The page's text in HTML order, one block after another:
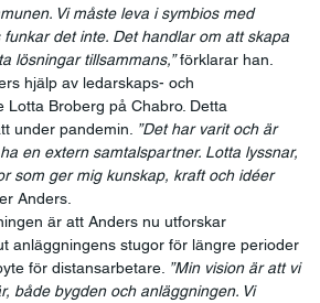
Vi måste leva i symbios med
det inte. Det handlar om att skapa
lösningar tillsammans,” förklarar han.
hjälp av ledarskaps- och
Lotta Broberg på Chabro. Detta
under pandemin.
”Det har varit och är
en extern samtalspartner. Lotta lyssnar,
som ger mig kunskap, kraft och idéer
Anders.
är att Anders nu utforskar
anläggningens stugor för längre perioder
för distansarbetare. ”Min vision är att vi
både bygden och anläggningen. Vi